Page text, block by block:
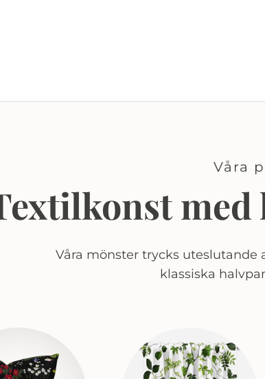
Våra
med
Våra mönster trycks uteslutande
klassiska